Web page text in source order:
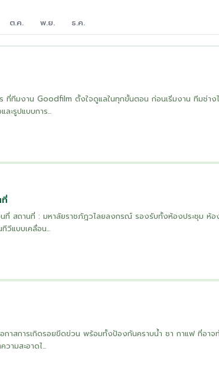
ต.ค. พ.ย. ธ.ค.
ทีมงาน Goodfilm ตั้งใจดูแลในทุกขั้นตอน ก่อนเริ่มงาน ทีมช่าง
ะรูปแบบการ...
ที่ สถานที่ : มหาลัยราชภัฎวไลยลงกรณ์ รองรับทั้งห้องประชุม ห้อ
วีแบบเคลื่อน...
าสการเกิดรอยขีดข่วน พร้อมทั้งป้องกันคราบน้ำ ชา กาแฟ ที่อาจ
ามสะอาดไ...